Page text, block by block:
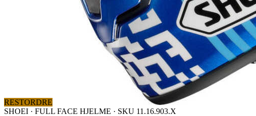
RESTORDRE
SHOEI · FULL FACE HJELME · SKU 11.16.903.X